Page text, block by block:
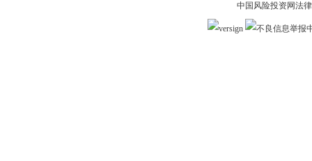
中国风险投资网法